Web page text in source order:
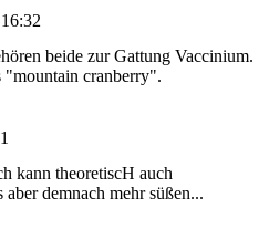
beide zur Gattung Vaccinium.
"mountain cranberry".
kann theoretiscH auch
demnach mehr süßen...